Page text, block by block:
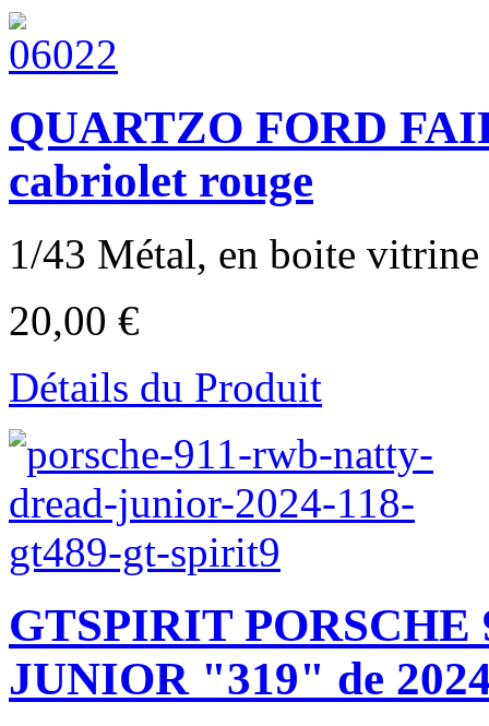
QUARTZO FORD
cabriolet rouge
1/43 Métal, en boite vitrine
20,00 €
Détails du Produit
GTSPIRIT
JUNIOR "319" de